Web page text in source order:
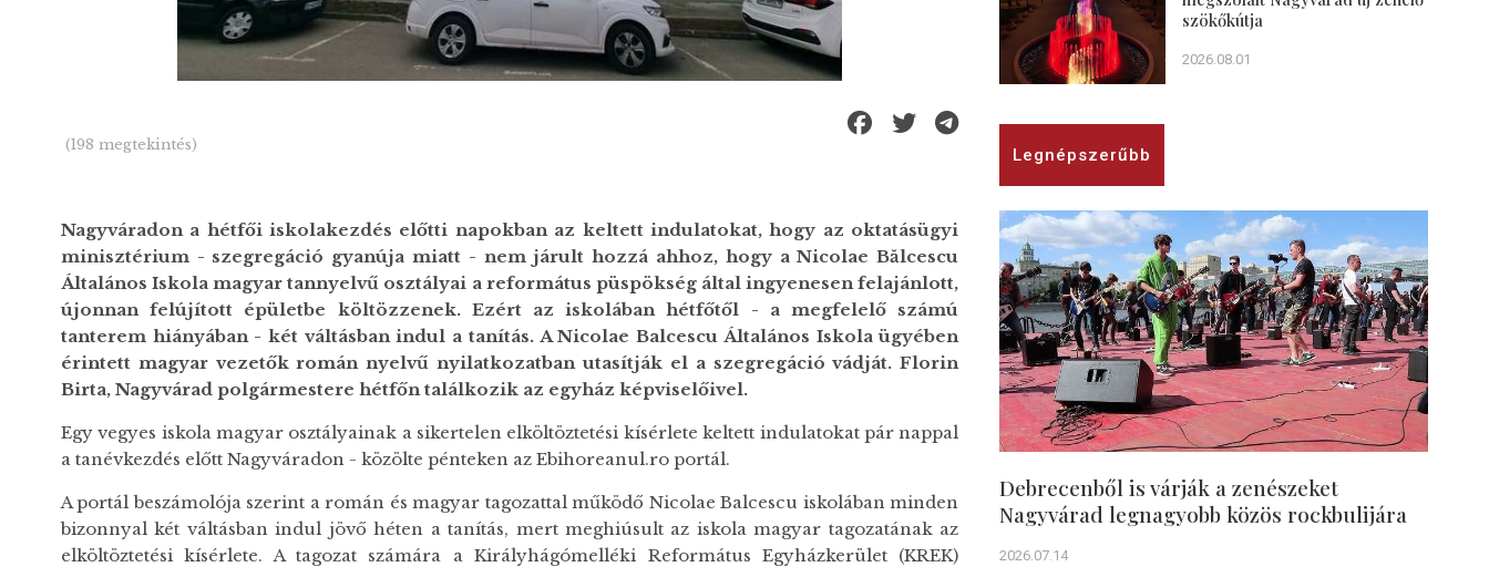
(198 megtekintés)
Nagyváradon a hétfői iskolakezdés előtti napokban az keltett indulatokat, hogy az oktatásügyi
minisztérium - szegregáció gyanúja miatt - nem járult hozzá ahhoz, hogy a Nicolae Bălcescu
Általános Iskola magyar tannyelvű osztályai a református püspökség által ingyenesen felajánlott,
újonnan felújított épületbe költözzenek. Ezért az iskolában hétfőtől - a megfelelő számú
tanterem hiányában - két váltásban indul a tanítás. A Nicolae Balcescu Általános Iskola ügyében
érintett magyar vezetők román nyelvű nyilatkozatban utasítják el a szegregáció vádját. Florin
Birta, Nagyvárad polgármestere hétfőn találkozik az egyház képviselőivel.
Egy vegyes iskola magyar osztályainak a sikertelen elköltöztetési kísérlete keltett indulatokat pár nappal
a tanévkezdés előtt Nagyváradon - közölte pénteken az Ebihoreanul.ro portál.
A portál beszámolója szerint a román és magyar tagozattal működő Nicolae Balcescu iskolában minden
bizonnyal két váltásban indul jövő héten a tanítás, mert meghiúsult az iskola magyar tagozatának az
elköltöztetési kísérlete. A tagozat számára a Királyhágómelléki Református Egyházkerület (KREK)
szökőkútja
2026.08.01
Legnépszerűbb
Debrecenből is várják a zenészeket
Nagyvárad legnagyobb közös rockbulijára
2026.07.14